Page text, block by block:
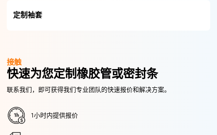
定制袖套
接触
快速为您定制橡胶管或密封条
联系我们，即可获得我们专业团队的快速报价和解决方案。
1小时内提供报价